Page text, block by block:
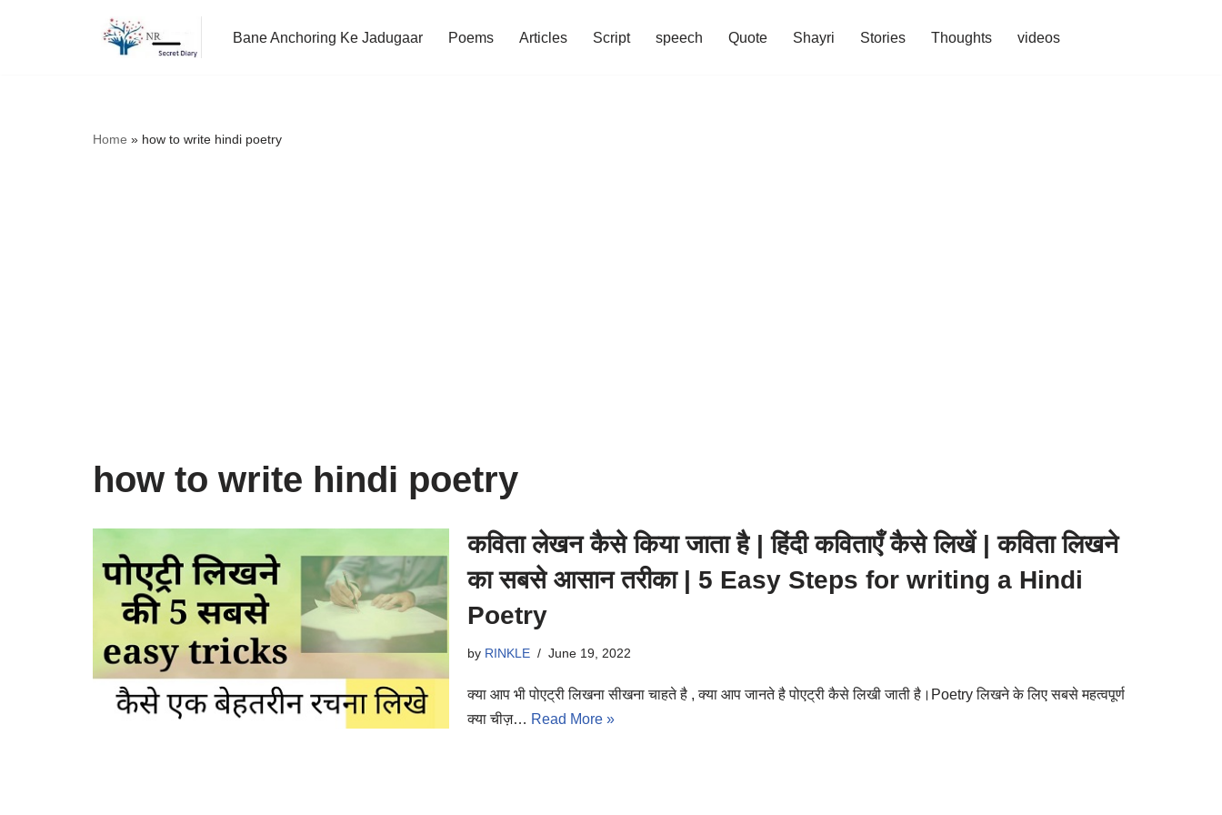
Bane Anchoring Ke Jadugaar Poems Articles Script speech Quote Shayri Stories Thoughts videos
Home » how to write hindi poetry
how to write hindi poetry
कविता लेखन कैसे किया जाता है | हिंदी कविताएँ कैसे लिखें | कविता लिखने
का सबसे आसान तरीका | 5 Easy Steps for writing a Hindi
Poetry
by RINKLE June 19, 2022
क्या आप भी पोएट्री लिखना सीखना चाहते है , क्या आप जानते है पोएट्री कैसे लिखी जाती है।Poetry लिखने के लिए सबसे महत्वपूर्ण
क्या चीज़… Read More »